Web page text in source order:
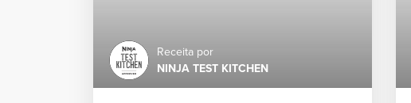
Receita por
NINJA TEST KITCHEN